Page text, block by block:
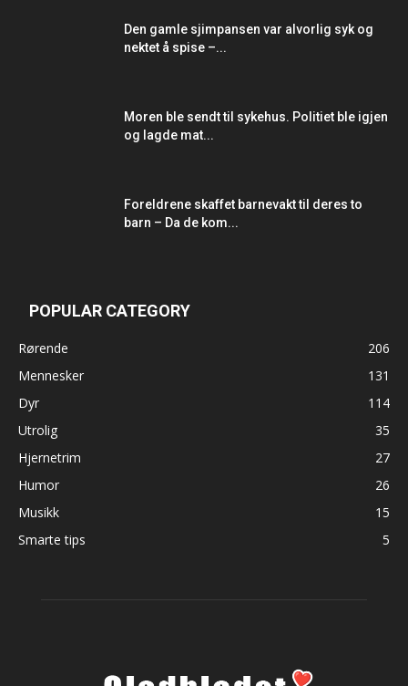
Den gamle sjimpansen var alvorlig syk og
nektet å spise –...
Moren ble sendt til sykehus. Politiet ble igjen
og lagde mat...
Foreldrene skaffet barnevakt til deres to
barn – Da de kom...
POPULAR CATEGORY
Rørende
206
Mennesker
131
Dyr
114
Utrolig
35
Hjernetrim
27
Humor
26
Musikk
15
Smarte tips
5